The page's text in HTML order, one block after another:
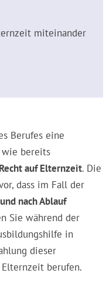
miteinander
Berufes eine
wie bereits
Recht auf Elternzeit. Die
dass im Fall der
nach Ablauf
Sie während der
in
dieser
berufen.